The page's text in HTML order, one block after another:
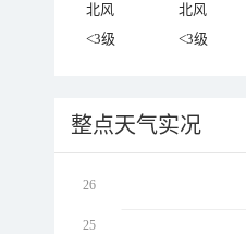
北风 北风
<3级
<3级
整点天气实况
26
25